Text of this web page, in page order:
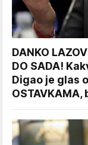
DANKO
DO SADA!
Digao je glas